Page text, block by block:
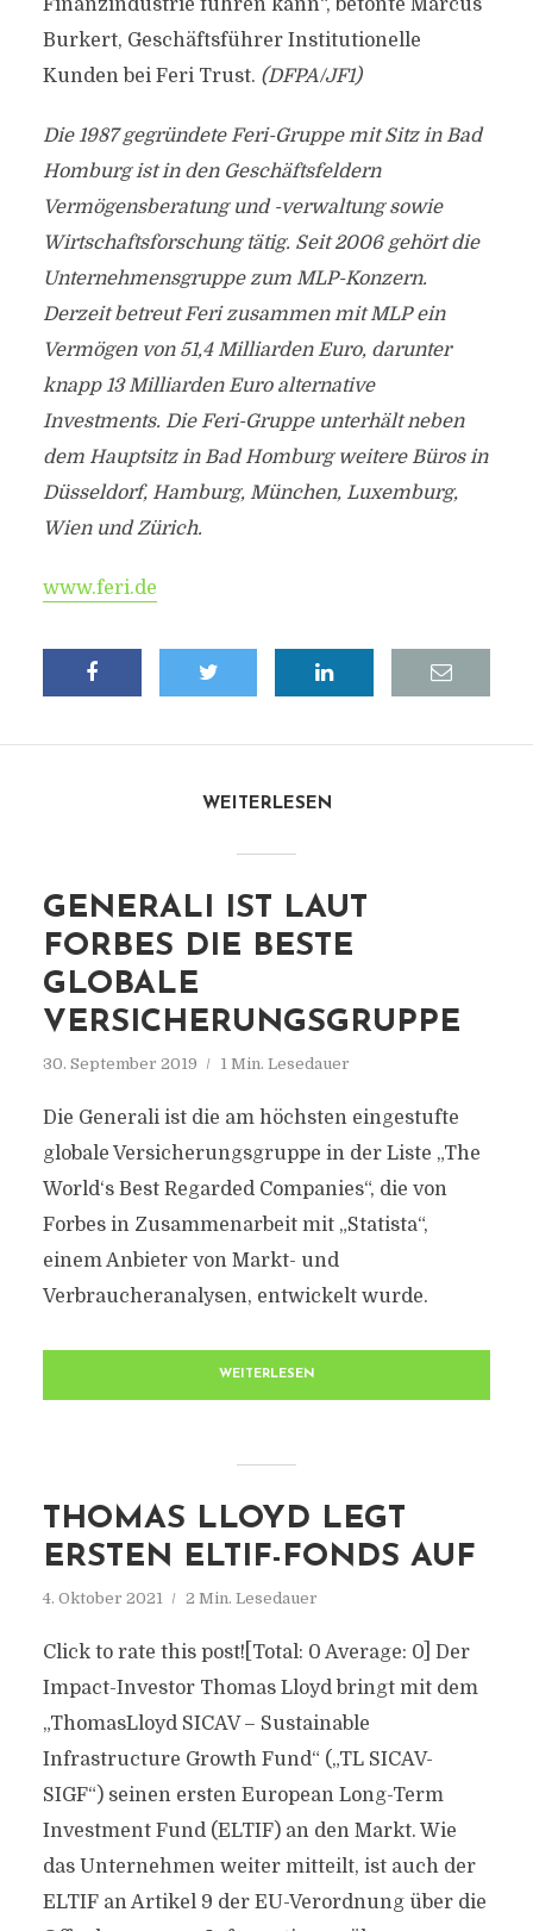
Finanzindustrie führen kann“, betonte Marcus
Burkert, Geschäftsführer Institutionelle
Kunden bei Feri Trust. (DFPA/JF1)
Die 1987 gegründete Feri-Gruppe mit Sitz in Bad
Homburg ist in den Geschäftsfeldern
Vermögensberatung und -verwaltung sowie
Wirtschaftsforschung tätig. Seit 2006 gehört die
Unternehmensgruppe zum MLP-Konzern.
Derzeit betreut Feri zusammen mit MLP ein
Vermögen von 51,4 Milliarden Euro, darunter
knapp 13 Milliarden Euro alternative
Investments. Die Feri-Gruppe unterhält neben
dem Hauptsitz in Bad Homburg weitere Büros in
Düsseldorf, Hamburg, München, Luxemburg,
Wien und Zürich.
www.feri.de
WEITERLESEN
GENERALI IST LAUT
FORBES DIE BESTE
GLOBALE
VERSICHERUNGSGRUPPE
30. September 2019 1 Min. Lesedauer
Die Generali ist die am höchsten eingestufte
globale Versicherungsgruppe in der Liste „The
World‘s Best Regarded Companies“, die von
Forbes in Zusammenarbeit mit „Statista“,
einem Anbieter von Markt- und
Verbraucheranalysen, entwickelt wurde.
WEITERLESEN
THOMAS LLOYD LEGT
ERSTEN ELTIF-FONDS AUF
4. Oktober 2021 2 Min. Lesedauer
Click to rate this post![Total: 0 Average: 0] Der
Impact-Investor Thomas Lloyd bringt mit dem
„ThomasLloyd SICAV – Sustainable
Infrastructure Growth Fund“ („TL SICAV-
SIGF“) seinen ersten European Long-Term
Investment Fund (ELTIF) an den Markt. Wie
das Unternehmen weiter mitteilt, ist auch der
ELTIF an Artikel 9 der EU-Verordnung über die